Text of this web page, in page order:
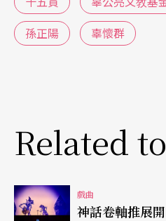
案事件，佈景以寫意的江
場況鍾登場時改以藍幕爲
座位設計有死角）。第三
座位斜向觀衆，暗示其審
懸」四字及老虎畫像亦有
是「爲官淸廉」及一幅暗
孫正陽
辜懷群
Related
戲曲
神話卷軸推展